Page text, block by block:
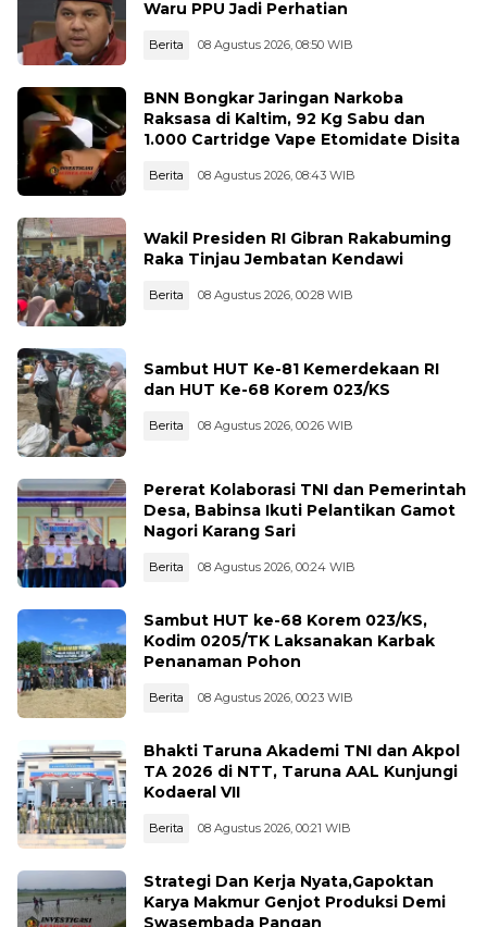
Waru PPU Jadi Perhatian
Berita 08 Agustus 2026, 08:50 WIB
BNN Bongkar Jaringan Narkoba
Raksasa di Kaltim, 92 Kg Sabu dan
1.000 Cartridge Vape Etomidate Disita
Berita 08 Agustus 2026, 08:43 WIB
Wakil Presiden RI Gibran Rakabuming
Raka Tinjau Jembatan Kendawi
Berita 08 Agustus 2026, 00:28 WIB
Sambut HUT Ke-81 Kemerdekaan RI
dan HUT Ke-68 Korem 023/KS
Berita 08 Agustus 2026, 00:26 WIB
Pererat Kolaborasi TNI dan Pemerintah
Desa, Babinsa Ikuti Pelantikan Gamot
Nagori Karang Sari
Berita 08 Agustus 2026, 00:24 WIB
Sambut HUT ke-68 Korem 023/KS,
Kodim 0205/TK Laksanakan Karbak
Penanaman Pohon
Berita 08 Agustus 2026, 00:23 WIB
Bhakti Taruna Akademi TNI dan Akpol
TA 2026 di NTT, Taruna AAL Kunjungi
Kodaeral VII
Berita 08 Agustus 2026, 00:21 WIB
Strategi Dan Kerja Nyata,Gapoktan
Karya Makmur Genjot Produksi Demi
Swasembada Pangan